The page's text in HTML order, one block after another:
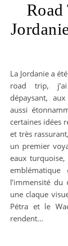
La Jordanie a été un véritable coup de cœur. En 10 jours de
road trip,
dépaysant,
aussi
certaines idées
et très
un premier
eaux turquoise,
l’immensité
une claque
Pétra et le
rendent…